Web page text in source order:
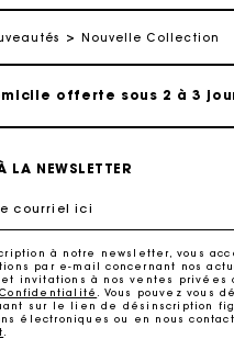
Nouvelle Collection
Suivi de commande
offerte sous 2 à 3
Suivi de commande
offerte sous 2 à 3
LA NEWSLETTER
courriel ici
à notre newsletter, vous
par e-mail concernant nos
invitations à nos ventes privées
. Vous pouvez vous
sur le lien de désinscription
électroniques ou en nous